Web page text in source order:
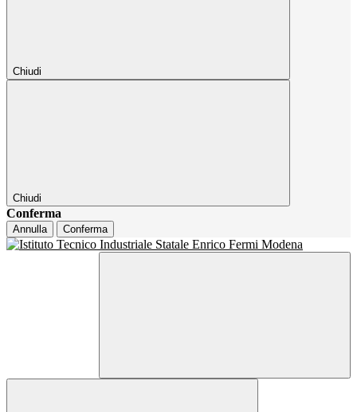
Chiudi
Chiudi
Conferma
Annulla Conferma